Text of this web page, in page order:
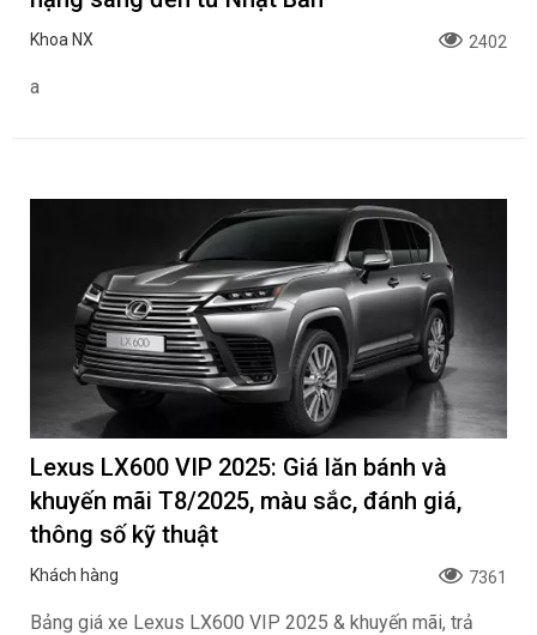
Khoa NX 2402
a
Lexus LX600 VIP 2025: Giá lăn bánh và
khuyến mãi T8/2025, màu sắc, đánh giá,
thông số kỹ thuật
Khách hàng 7361
Bảng giá xe Lexus LX600 VIP 2025 & khuyến mãi, trả